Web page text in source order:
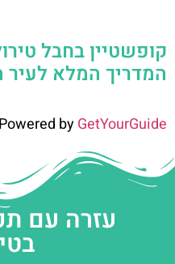
המדריך המלא לעיר
Powered byGetYourGuide
עזרה עם